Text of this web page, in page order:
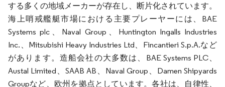
する多くの地域メーカーが存在し、断片化されています。
海上哨戒艦艇市場における主要プレーヤーには、BAE
Systems plc、Naval Group、Huntington Ingalls Industries
Inc.、Mitsubishi Heavy Industries Ltd、Fincantieri S.p.A.など
があります。造船会社の大多数は、BAE Systems PLC、
Austal Limited、SAAB AB、Naval Group、Damen Shipyards
Groupなど、欧州を拠点としています。各社は、自律性、